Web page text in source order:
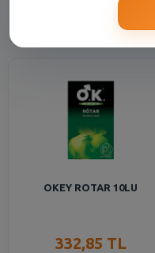
OKEY ROTAR 10LU
332,85 TL